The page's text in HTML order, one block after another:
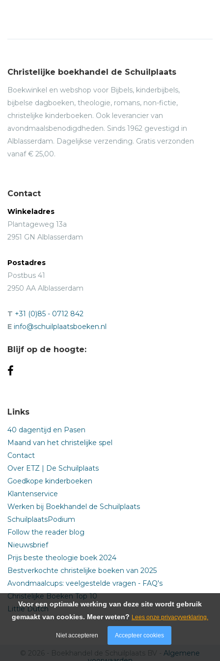
Christelijke boekhandel de Schuilplaats
Boekwinkel en webshop voor Bijbels, kinderbijbels,
bijbelse dagboeken, theologie, romans, non-fictie,
christelijke kinderboeken. Ook leverancier van
avondmaalsbenodigdheden. Sinds 1962 gevestigd in
Alblasserdam. Dagelijkse verzending. Gratis verzonden
vanaf € 25,00.
Contact
Winkeladres
Plantageweg 13a
2951 GN Alblasserdam
Postadres
Postbus 41
2950 AA Alblasserdam
T +31 (0)85 - 0712 842
E info@schuilplaatsboeken.nl
Blijf op de hoogte:
Links
40 dagentijd en Pasen
Maand van het christelijke spel
Contact
Over ETZ | De Schuilplaats
Goedkope kinderboeken
Klantenservice
Werken bij Boekhandel de Schuilplaats
SchuilplaatsPodium
Follow the reader blog
Nieuwsbrief
Prijs beste theologie boek 2024
Bestverkochte christelijke boeken van 2025
Avondmaalcups: veelgestelde vragen - FAQ's
Christelijke Boeken Top 10
Little Dutch
© 2026 - Boekhandel de Schuilplaats BV - Algemene
Voor een optimale werking van deze site wordt gebruik
gemaakt van cookies. Meer weten? Lees onze privacyverklaring.
Niet accepteren Accepteer cookies